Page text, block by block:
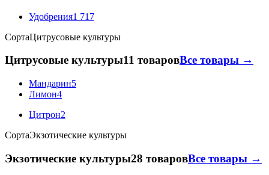
Удобрения1 717
СортаЦитрусовые культуры
Цитрусовые культуры11 товаровВсе товары →
Мандарин5
Лимон4
Цитрон2
СортаЭкзотические культуры
Экзотические культуры28 товаровВсе товары →